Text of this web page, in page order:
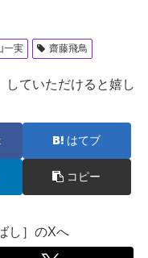
一実 齋藤飛鳥
していただけると嬉し
はてブ
コピー
］のXへ